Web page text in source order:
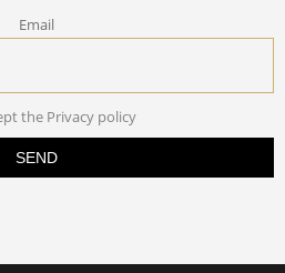
Email
the Privacy policy